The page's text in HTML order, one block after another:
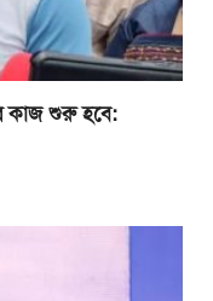
কাজ শুরু হবে: